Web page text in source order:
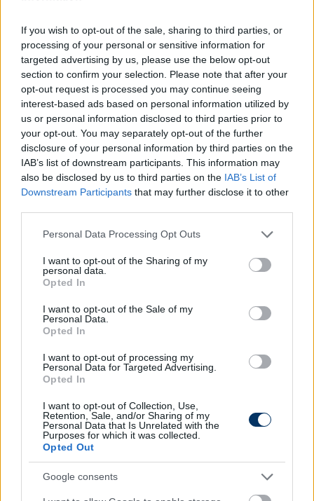
If you wish to opt-out of the sale, sharing to third parties, or
processing of your personal or sensitive information for
targeted advertising by us, please use the below opt-out
section to confirm your selection. Please note that after your
opt-out request is processed you may continue seeing
interest-based ads based on personal information utilized by
us or personal information disclosed to third parties prior to
your opt-out. You may separately opt-out of the further
disclosure of your personal information by third parties on the
IAB’s list of downstream participants. This information may
also be disclosed by us to third parties on the IAB’s List of
Downstream Participants that may further disclose it to other
Please note that this website/app uses one or more Google
not limited to your visit or usage behaviour. You may click to
grant or deny consent to Google and its third-party tags to
use your data for below specified purposes in below Google
consent section.
Personal Data Processing Opt Outs
I want to opt-out of the Sharing of my
personal data.
Opted In
I want to opt-out of the Sale of my
Personal Data.
Opted In
I want to opt-out of processing my
Personal Data for Targeted Advertising.
Opted In
I want to opt-out of Collection, Use,
Retention, Sale, and/or Sharing of my
Personal Data that Is Unrelated with the
Purposes for which it was collected.
Opted Out
Google consents
hatékonyabbá a munkájukat. A munka
szabadidőd meghosszabbítását jelenti, hanem azt
is, hogy kevesebb energiát kell befektetni a
feladatok elvégzésébe. Ez különösen hasznos lehet,
amikor nagyobb területen kell anyagot mozgatni.
Melyik típust válaszd a kertedhez?
Ha elgondolkodtál már azon, hogy milyen kézikocsit
válassz, akkor tudod, hogy a piacon elérhető sokféle
modell közül melyik lenne a legpraktikusabb neked.
Alapvetően 4 típus van, amit érdemes mérlegelni.
kézikocsik, amelyek könnyű tárolhatóságukkal
tűnnek ki, és ideálisak kisebb kertekbe.
Második lehetőségként a masszív fémvázas
kocsik említhetők, amelyek a nagyobb teherbíró
képességük miatt népszerűek, és építőipari
célokra is kiválóan alkalmazhatók.
hálós oldalú modellek, amelyeket leginkább
könnyebb tárgyak szállítására szoktak használni.
között virágok, kisebb szerszámok mozgatására
is remekül alkalmasak.
A negyedik kategória a nagy kerekű, terepre
tervezett kézikocsik, amelyek a dombos,
egyenetlen terepen való használatra lettek